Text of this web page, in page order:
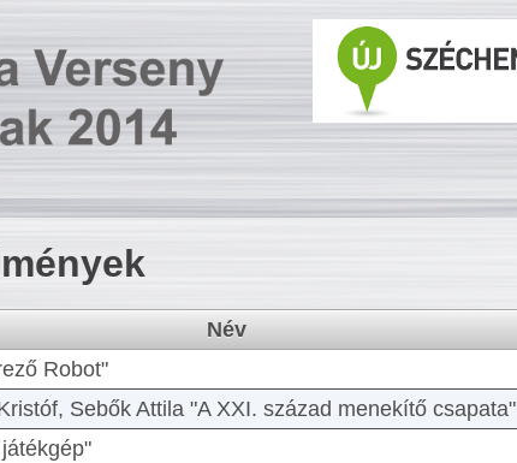
Név
Robot"
Sebők Attila "A XXI. század menekítő csapata"